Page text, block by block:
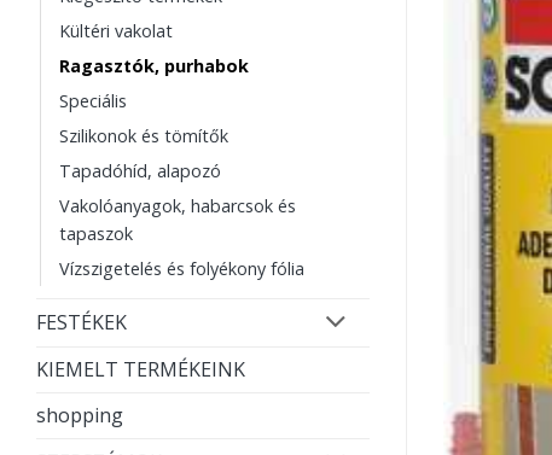
Kültéri vakolat
Ragasztók, purhabok
Speciális
Szilikonok és tömítők
Tapadóhíd, alapozó
Vakolóanyagok, habarcsok és
tapaszok
Vízszigetelés és folyékony fólia
FESTÉKEK
KIEMELT TERMÉKEINK
shopping